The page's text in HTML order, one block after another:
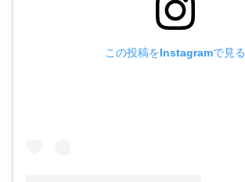
この投稿をInstagramで見る